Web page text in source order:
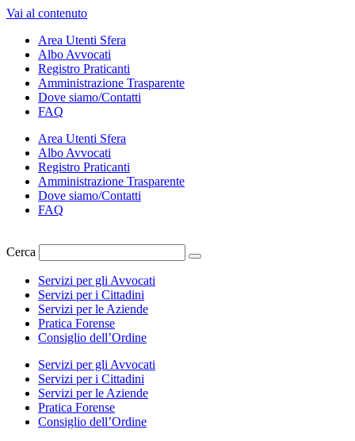
Vai al contenuto
Area Utenti Sfera
Albo Avvocati
Registro Praticanti
Amministrazione Trasparente
Dove siamo/Contatti
FAQ
Area Utenti Sfera
Albo Avvocati
Registro Praticanti
Amministrazione Trasparente
Dove siamo/Contatti
FAQ
Cerca
Servizi per gli Avvocati
Servizi per i Cittadini
Servizi per le Aziende
Pratica Forense
Consiglio dell’Ordine
Servizi per gli Avvocati
Servizi per i Cittadini
Servizi per le Aziende
Pratica Forense
Consiglio dell’Ordine